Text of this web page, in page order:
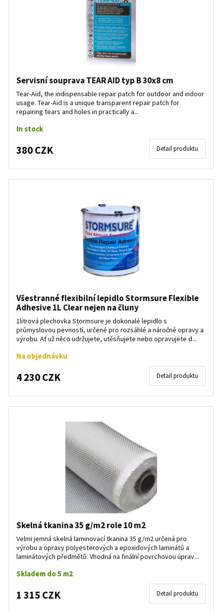
Servisní souprava TEAR AID typ B 30x8 cm
Tear-Aid, the indispensable repair patch for outdoor and indoor
usage. Tear-Aid is a unique transparent repair patch for
repairing tears and holes in practically a...
In stock
380 CZK Detail produktu
Všestranné flexibilní lepidlo Stormsure Flexible
Adhesive 1L Clear nejen na čluny
1litrová plechovka Stormsure je dokonalé lepidlo s
průmyslovou pevností, určené pro rozsáhlé a náročné opravy a
výrobu. Ať už něco udržujete, utěsňujete nebo opravujete d...
Na objednávku
4 230 CZK Detail produktu
Skelná tkanina 35 g/m2 role 10 m2
Velmi jemná skelná laminovací tkanina 35 g/m2 určená pro
výrobu a opravy polyesterových a epoxidových laminátů a
laminátových předmětů. Vhodná na finální povrchovou úprav...
Skladem do 5 m2
1 315 CZK Detail produktu